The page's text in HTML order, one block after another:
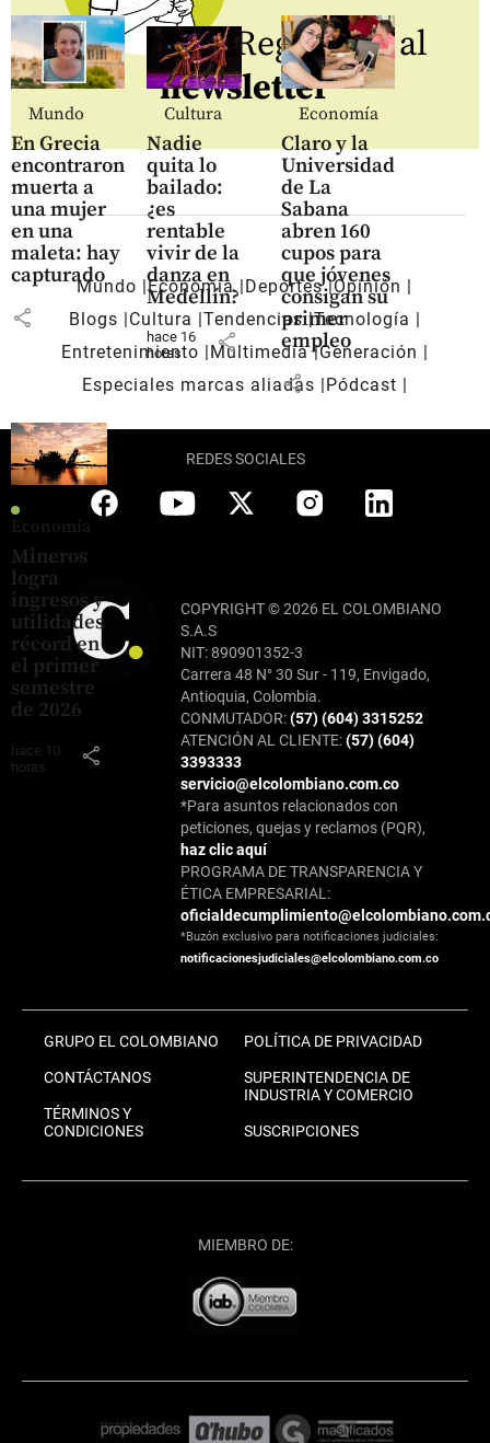
Mundo
En Grecia
encontraron
muerta a
una mujer
en una
maleta: hay
capturado
share
Cultura
Nadie
quita lo
bailado:
¿es
rentable
vivir de la
danza en
Medellín?
hace 16
horas
share
Economía
Claro y la
Universidad
de La
Sabana
abren 160
cupos para
que jóvenes
consigan su
primer
empleo
share
Economía
Mineros
logra
ingresos y
utilidades
récord en
el primer
semestre
de 2026
hace 10
horas
share
Regístrate al
newsletter
Mundo Economía Deportes Opinión
Blogs
Cultura Tendencias Tecnología
Entretenimiento
Multimedia Generación
Especiales marcas aliadas
Pódcast
REDES SOCIALES
COPYRIGHT © 2026 EL COLOMBIANO
S.A.S
NIT: 890901352-3
Carrera 48 N° 30 Sur - 119, Envigado,
Antioquia, Colombia.
CONMUTADOR:(57) (604) 3315252
ATENCIÓN AL CLIENTE:(57) (604)
3393333
servicio@elcolombiano.com.co
*Para asuntos relacionados con
peticiones, quejas y reclamos (PQR),
haz clic aquí
PROGRAMA DE TRANSPARENCIA Y
ÉTICA EMPRESARIAL:
*Buzón exclusivo para notificaciones judiciales:
notificacionesjudiciales@elcolombiano.com.co
GRUPO EL COLOMBIANO
CONTÁCTANOS
TÉRMINOS Y
CONDICIONES
POLÍTICA DE PRIVACIDAD
SUPERINTENDENCIA DE
INDUSTRIA Y COMERCIO
SUSCRIPCIONES
MIEMBRO DE: